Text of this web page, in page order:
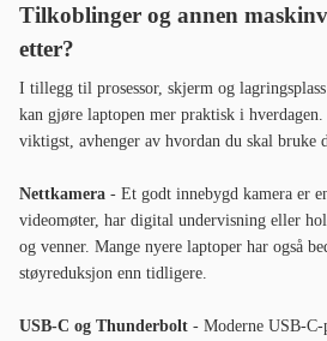
Tilkoblinger og annen
etter?
I tillegg til prosessor, skjerm og
kan gjøre laptopen mer praktisk i
viktigst, avhenger av hvordan du skal bruke
Nettkamera - Et godt innebygd kamera er
videomøter, har digital undervisning eller
og venner. Mange nyere laptoper har også
støyreduksjon enn tidligere.
USB-C og Thunderbolt - Moderne USB-